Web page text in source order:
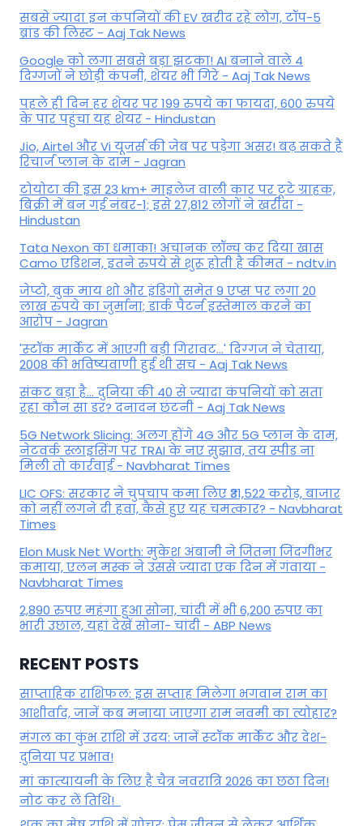
सबसे ज्यादा इन कंपनियों की EV खरीद रहे लोग, टॉप-5
ब्रांड की लिस्ट - Aaj Tak News
Google को लगा सबसे बड़ा झटका! AI बनाने वाले 4
दिग्गजों ने छोड़ी कंपनी, शेयर भी गिरे - Aaj Tak News
पहले ही दिन हर शेयर पर 199 रुपये का फायदा, 600 रुपये
के पार पहुंचा यह शेयर - Hindustan
Jio, Airtel और Vi यूजर्स की जेब पर पड़ेगा असर! बढ़ सकते हैं
रिचार्ज प्लान के दाम - Jagran
टोयोटा की इस 23 km+ माइलेज वाली कार पर टूटे ग्राहक,
बिक्री में बन गई नंबर-1; इसे 27,812 लोगों ने खरीदा -
Hindustan
Tata Nexon का धमाका! अचानक लॉन्च कर दिया खास
Camo एडिशन, इतने रुपये से शुरू होती है कीमत - ndtv.in
जेप्टो, बुक माय शो और इंडिगो समेत 9 एप्स पर लगा 20
लाख रुपये का जुर्माना; डार्क पैटर्न इस्तेमाल करने का
आरोप - Jagran
'स्‍टॉक मार्केट में आएगी बड़ी गिरावट...' दिग्‍गज ने चेताया,
2008 की भविष्यवाणी हुई थी सच - Aaj Tak News
संकट बड़ा है... दुनिया की 40 से ज्यादा कंपनियों को सता
रहा कौन सा डर? दनादन छंटनी - Aaj Tak News
5G Network Slicing: अलग होंगे 4G और 5G प्लान के दाम,
नेटवर्क स्लाइसिंग पर TRAI के नए सुझाव, तय स्पीड ना
मिली तो कार्रवाई - Navbharat Times
LIC OFS: सरकार ने चुपचाप कमा लिए ₹31,522 करोड़, बाजार
को नहीं लगने दी हवा, कैसे हुए यह चमत्कार? - Navbharat
Times
Elon Musk Net Worth: मुकेश अंबानी ने जितना जिंदगीभर
कमाया, एलन मस्क ने उससे ज्यादा एक दिन में गंवाया -
Navbharat Times
2,890 रुपए महंगा हुआ सोना, चांदी में भी 6,200 रुपए का
भारी उछाल, यहां देखें सोना- चांदी - ABP News
RECENT POSTS
साप्ताहिक राशिफल: इस सप्ताह मिलेगा भगवान राम का
आशीर्वाद, जानें कब मनाया जाएगा राम नवमी का त्योहार?
मंगल का कुंभ राशि में उदय: जानें स्‍टॉक मार्केट और देश-
दुनिया पर प्रभाव!
मां कात्‍यायनी के लिए है चैत्र नवरात्रि 2026 का छठा दिन!
नोट कर लें तिथि!